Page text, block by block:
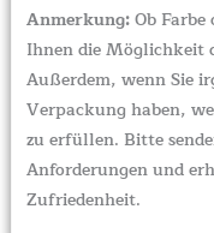
Anmerkung:Ob Farbe
Ihnen die Möglichkeit
Außerdem, wenn Sie
Verpackung haben,
zu erfüllen. Bitte
Anforderungen und
Zufriedenheit.